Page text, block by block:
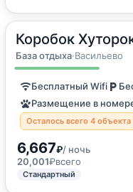
Коробок
База отдыха·Васильево
72м2·до 8 гостей
Дом для отпуска
Бесплатный Wifi
Размещение в
Осталось всего 4 объекта
6,667₽/ ночь
20,001₽всего
Стандартный